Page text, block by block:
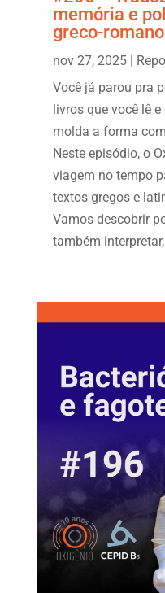
memória e
greco-
nov 27, 2025|
Você já parou pra
livros que você lê
molda a forma
Neste episódio, o
viagem no tempo
textos gregos e
Vamos descobrir
também